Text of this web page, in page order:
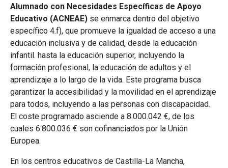
Alumnado con Necesidades Específicas de Apoyo
Educativo (ACNEAE) se enmarca dentro del objetivo
específico 4.f), que promueve la igualdad de acceso a una
educación inclusiva y de calidad, desde la educación
infantil. hasta la educación superior, incluyendo la
formación profesional, la educación de adultos y el
aprendizaje a lo largo de la vida. Este programa busca
garantizar la accesibilidad y la movilidad en el aprendizaje
para todos, incluyendo a las personas con discapacidad.
El coste programado asciende a 8.000.042 €, de los
cuales 6.800.036 € son cofinanciados por la Unión
Europea.
En los centros educativos de Castilla-La Mancha,